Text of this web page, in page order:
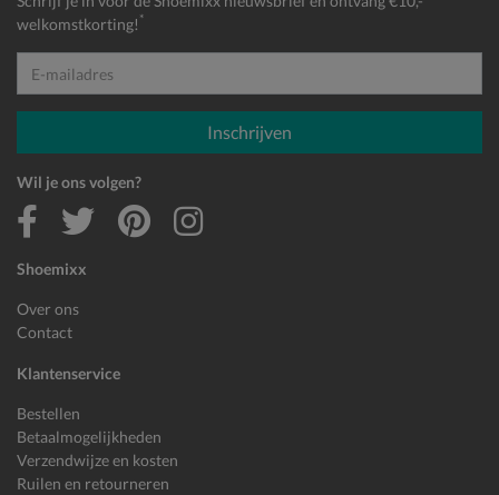
Shoemixx
Over ons
Contact
Klantenservice
Bestellen
Betaalmogelijkheden
Verzendwijze en kosten
Ruilen en retourneren
welkomstkorting! *
E-mailadres
Inschrijven
Wil je ons volgen?